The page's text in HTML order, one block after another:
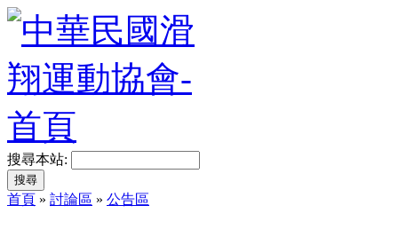
搜尋本站:
首頁 » 討論區 » 公告區